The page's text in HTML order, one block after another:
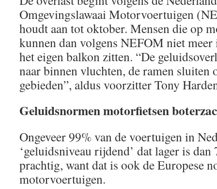
Omgevingslawaai Motorvoertuigen
houdt aan tot oktober. Mensen die op
kunnen dan volgens NEFOM niet
het eigen balkon zitten. “De
naar binnen vluchten, de ramen sluiten
gebieden”, aldus voorzitter Tony
Geluidsnormen motorfietsen
Ongeveer 99% van de voertuigen in
‘geluidsniveau rijdend’ dat lager is
prachtig, want dat is ook de Europese
motorvoertuigen.